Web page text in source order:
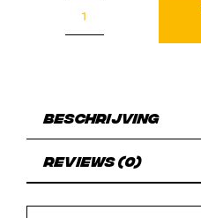
Beschrijving
Reviews (0)